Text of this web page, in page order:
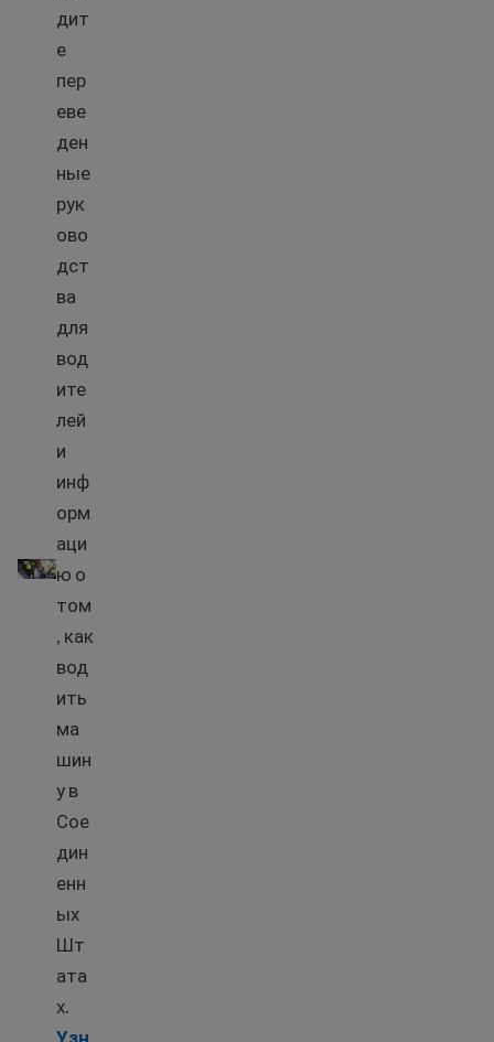
Переведенное руководство по вождению в США
дит
е
пер
еве
ден
ные
рук
ово
дст
ва
для
вод
ите
лей
и
инф
орм
аци
ю о
том
, как
вод
ить
ма
шин
у в
Сое
дин
енн
ых
Шт
ата
х.
Узн